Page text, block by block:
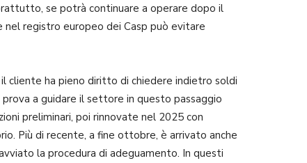
se potrà continuare a operare dopo il
nel registro europeo dei Casp può evitare
cliente ha pieno diritto di chiedere indietro soldi
a guidare il settore in questo passaggio
preliminari, poi rinnovate nel 2025 con
Più di recente, a fine ottobre, è arrivato anche
la procedura di adeguamento. In questi